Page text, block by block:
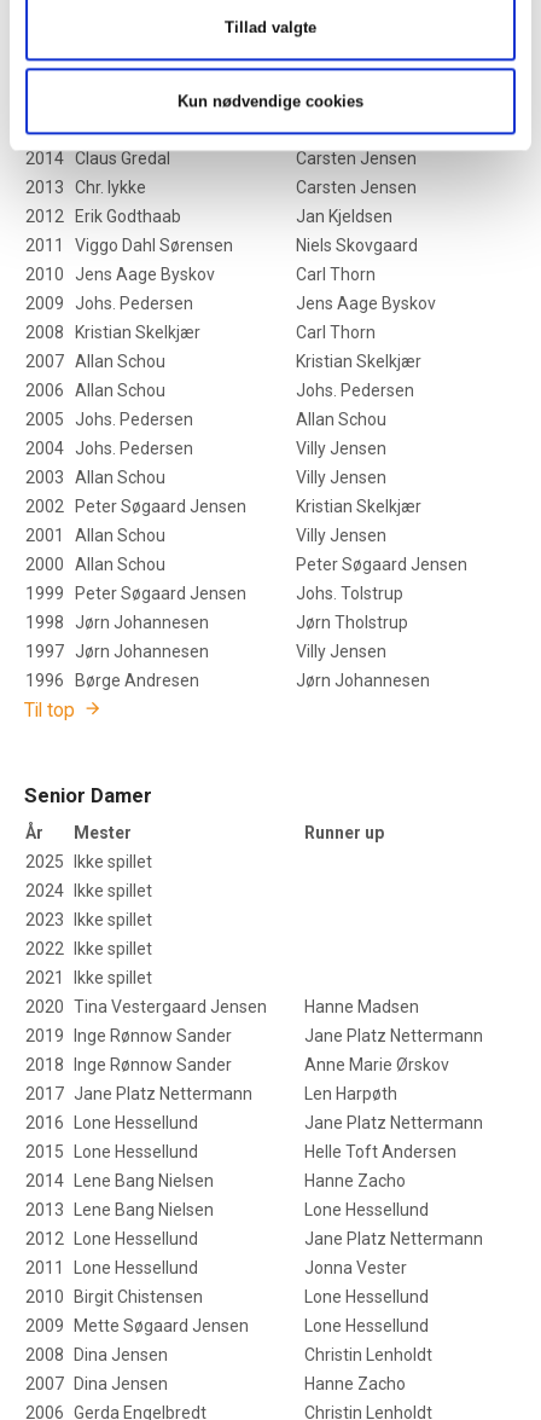
Tillad valgte
Kun nødvendige cookies
Flemming Søby Jensen
2017 Leif Voetmann
Lars Neigaard
Flemming Søby Jensen
Peter Sejling
2015 Benny Nielsen
Jesper Maibom
2014 Claus Gredal
Carsten Jensen
2013
Chr. lykke
Carsten Jensen
2012
Erik Godthaab
Jan Kjeldsen
2011
Viggo Dahl Sørensen
Niels Skovgaard
2010
Jens Aage Byskov
Carl Thorn
2009
Johs. Pedersen
Jens Aage Byskov
2008
Kristian Skelkjær
Carl Thorn
2007 Allan Schou
Kristian Skelkjær
2006
Allan Schou
Johs. Pedersen
2005
Johs. Pedersen
Allan Schou
2004 Johs. Pedersen
Villy Jensen
2003
Allan Schou
Villy Jensen
2002
Peter Søgaard Jensen
Kristian Skelkjær
2001
Allan Schou
Villy Jensen
2000
Allan Schou
Peter Søgaard Jensen
1999
Peter Søgaard Jensen
Johs. Tolstrup
1998
Jørn Johannesen
Jørn Tholstrup
1997 Jørn Johannesen
Villy Jensen
1996
Børge Andresen Jørn Johannesen
Til top
Senior Damer
År Mester
Runner up
2025
Ikke spillet
2024
Ikke spillet
2023
Ikke spillet
2022
Ikke spillet
2021
Ikke spillet
2020 Tina Vestergaard Jensen
Hanne Madsen
2019
Inge Rønnow Sander
Jane Platz Nettermann
2018
Inge Rønnow Sander
Anne Marie Ørskov
2017 Jane Platz Nettermann
Len Harpøth
2016
Lone Hessellund
Jane Platz Nettermann
2015
Lone Hessellund
Helle Toft Andersen
2014
Lene Bang Nielsen
Hanne Zacho
2013
Lene Bang Nielsen
Lone Hessellund
2012
Lone Hessellund
Jane Platz Nettermann
2011
Lone Hessellund
Jonna Vester
2010
Birgit Chistensen
Lone Hessellund
2009
Mette Søgaard Jensen
Lone Hessellund
2008
Dina Jensen
Christin Lenholdt
2007
Dina Jensen
Hanne Zacho
2006 Gerda Engelbredt Christin Lenholdt